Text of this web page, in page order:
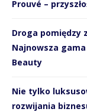
Prouvé –
Droga pomiędzy
Najnowsza
Beauty
Nie tylko
rozwijania